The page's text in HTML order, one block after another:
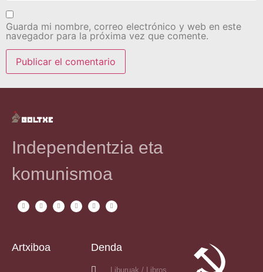
Guarda mi nombre, correo electrónico y web en este
navegador para la próxima vez que comente.
Independentzia eta
komunismoa
Artxiboa Denda
Liburuak / Libros